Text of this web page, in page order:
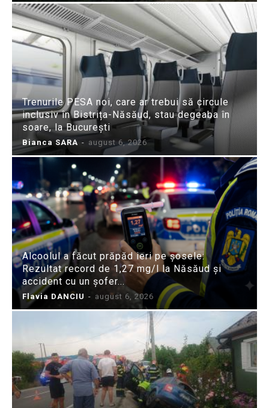
Trenurile PESA noi, care ar trebui să circule
inclusiv în Bistrița-Năsăud, stau degeaba în
soare, la București
Bianca SARA - august 6, 2026
Alcoolul a făcut prăpăd ieri pe șosele:
Rezultat record de 1,27 mg/l la Năsăud și
accident cu un șofer...
Flavia DANCIU - august 6, 2026